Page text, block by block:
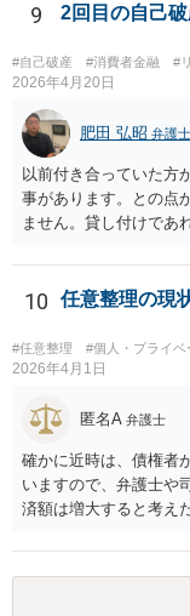
9 2回目の自己
#自己破産 #消費者金融 #
2026年4月20日
肥田 弘昭 弁護士
以前付き合っていた方
事があります。との点
ません。貸し付けであ
思います。生活保護を
ます。ご参考にしてく
10 任意整理の現
#任意整理 #個人・プライベ
2026年4月1日
匿名A 弁護士
確かに近時は、債権者
いますので、弁護士や
済額は増大すると考え
います。 特に「オー
れる自動車」、「２０
の資産がなければ、個